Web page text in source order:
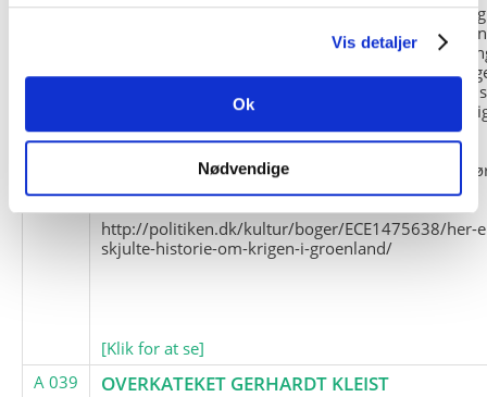
Vis detaljer
Ok
Nødvendige
og Marius Jensen som medlem. Marius Jensens
befinder sig i Militärhistorisches Museum i Dresden
(Tyskland). Kopierne af Friedrich Littmanns
klausuleret iht. aftalen med giveren og Franz
Kontakt venligst Arktisk Instituts ledelse i
brugen af materialet til studie- og
formål.
Nedenunder findes et link til en presseartikel
historien om Nordøstgrønlands Slædepatrulje:
http://politiken.dk/kultur/boger/ECE1475638/her-
skjulte-historie-om-krigen-i-groenland/
[Klik for at se]
A 039
OVERKATEKET GERHARDT KLEIST